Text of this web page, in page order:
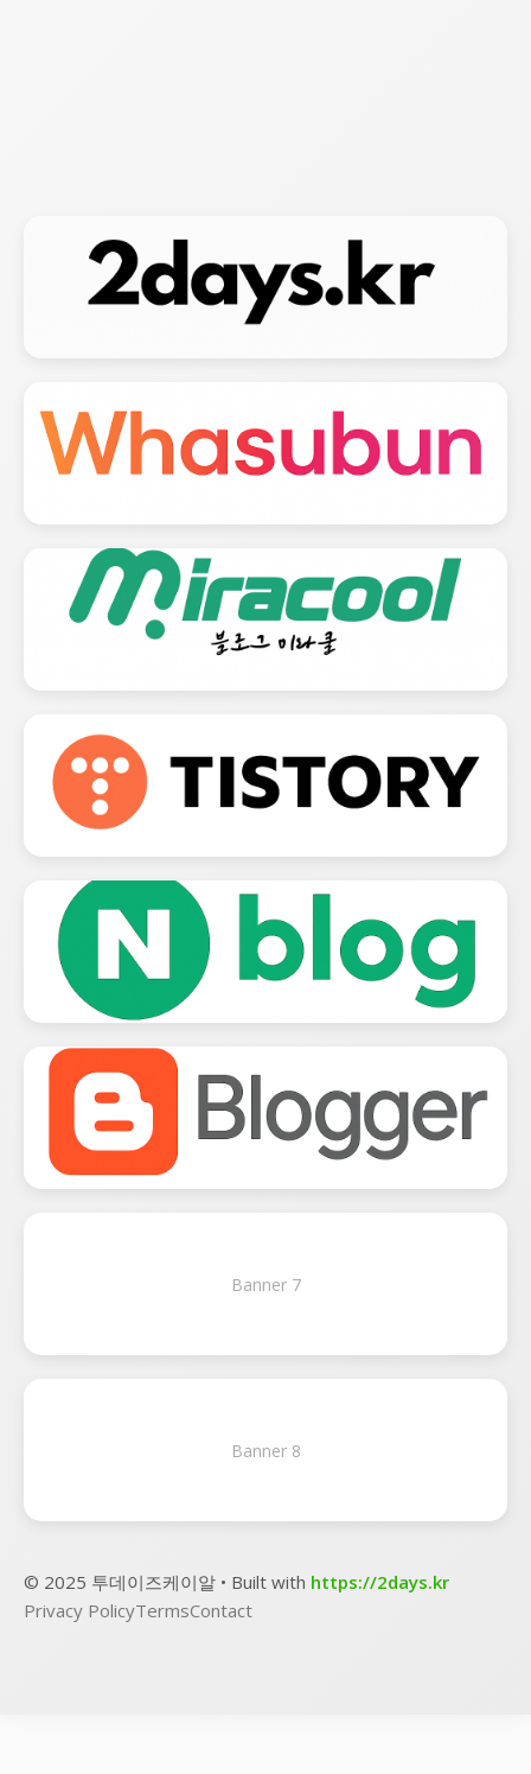
Banner 7
Banner 8
© 2025 투데이즈케이알 • Built with https://2days.kr
Privacy PolicyTermsContact